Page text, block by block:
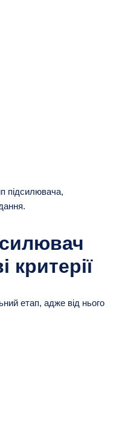
підсилювача,
критерії
етап, адже від нього